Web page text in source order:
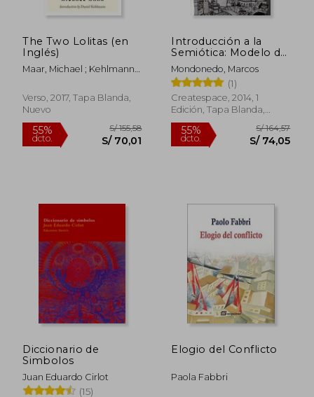
S/ 141,55
55%
dcto.
The Two Lolitas (en
Inglés)
Maar, Michael ; Kehlmann,
Verso, 2017, Tapa Blanda,
Nuevo
Introducción a la
Semiótica: Modelo de
Análisis de los
Discursos de la
Cultura
Mondonedo, Marcos
(1)
Createspace, 2014, 1
Edición, Tapa Blanda,
Nuevo
Diccionario de
Simbolos
Juan Eduardo Cirlot
(15)
Elogio del Conflicto
Paola Fabbri